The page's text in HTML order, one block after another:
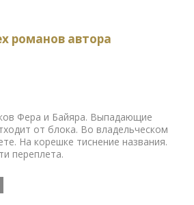
романов автора
Фера и Байяра. Выпадающие
от блока. Во владельческом
На корешке тиснение названия.
переплета.